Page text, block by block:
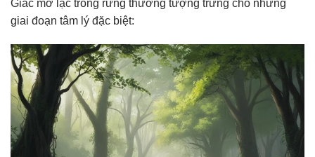
Giấc mơ lạc trong rừng thường tượng trưng cho những
giai đoạn tâm lý đặc biệt: